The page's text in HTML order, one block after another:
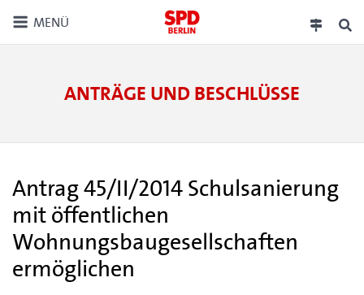
MENÜ
ANTRÄGE UND BESCHLÜSSE
Antrag 45/II/2014 Schulsanierung
mit öffentlichen
Wohnungsbaugesellschaften
ermöglichen